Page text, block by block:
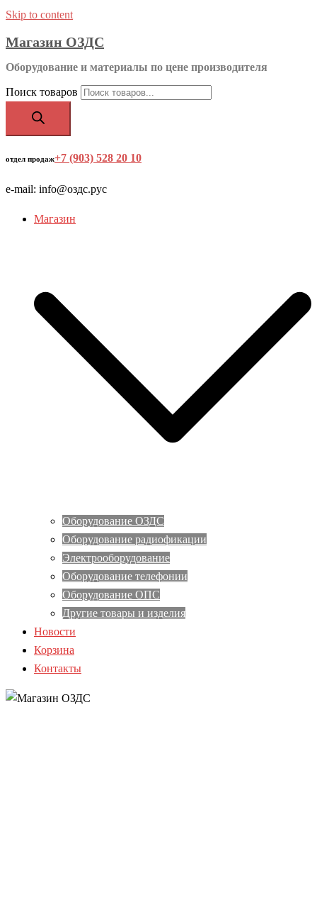
Skip to content
Магазин ОЗДС
Оборудование и материалы по цене производителя
Поиск товаров
отдел продаж+7 (903) 528 20 10
e-mail: info@оздс.рус
Магазин
Оборудование ОЗДС
Оборудование радиофикации
Электрооборудование
Оборудование телефонии
Оборудование ОПС
Другие товары и изделия
Новости
Корзина
Контакты